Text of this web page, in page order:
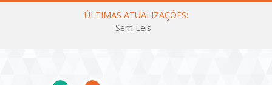
ÚLTIMAS ATUALIZAÇÕES:
Sem Leis